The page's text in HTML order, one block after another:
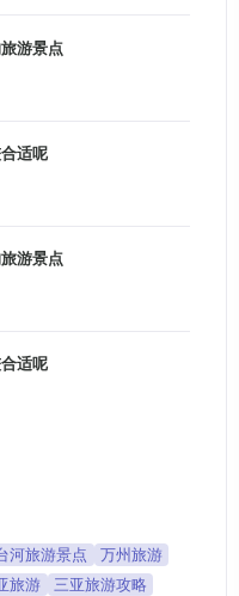
游景点
适呢
游景点
适呢
河旅游景点
万州旅游
旅游
三亚旅游攻略